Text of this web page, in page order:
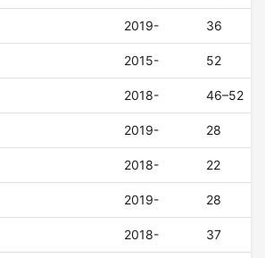
2019- 36
2015- 52
2018- 46–52
2019- 28
2018- 22
2019- 28
2018- 37